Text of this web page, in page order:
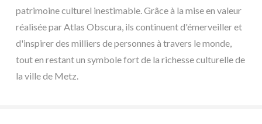
patrimoine culturel inestimable. Grâce à la mise en valeur
réalisée par Atlas Obscura, ils continuent d'émerveiller et
d'inspirer des milliers de personnes à travers le monde,
tout en restant un symbole fort de la richesse culturelle de
la ville de Metz.